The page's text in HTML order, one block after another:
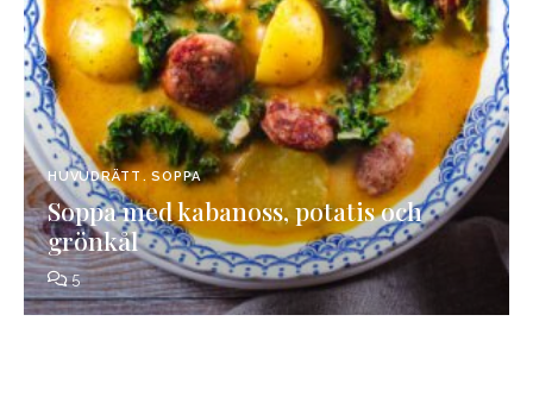
HUVUDRÄTT SOPPA
Soppa med kabanoss, potatis och
grönkål
5